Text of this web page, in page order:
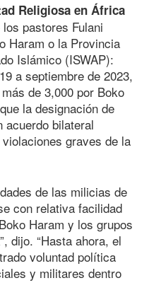
Religiosa en África
los pastores Fulani
Haram o la Provincia
Islámico (ISWAP):
a septiembre de 2023,
de 3,000 por Boko
la designación de
acuerdo bilateral
graves de la
de las milicias de
con relativa facilidad
Haram y los grupos
dijo. “Hasta ahora, el
voluntad política
y militares dentro